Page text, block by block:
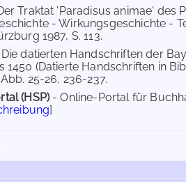
Traktat 'Paradisus animae'
- Wirkungsgeschichte -
1987, S. 113.
Die datierten Handschriften der
1450 (Datierte Handschriften in
25-26, 236-237.
(HSP)- Online-Portal für
]